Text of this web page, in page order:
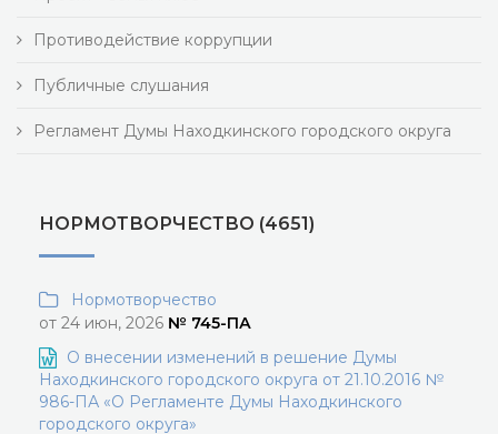
Противодействие коррупции
Публичные слушания
Регламент Думы Находкинского городского округа
НОРМОТВОРЧЕСТВО (4651)
Нормотворчество
от 24 июн, 2026 № 745-ПА
О внесении изменений в решение Думы
Находкинского городского округа от 21.10.2016 №
986-ПА «О Регламенте Думы Находкинского
городского округа»